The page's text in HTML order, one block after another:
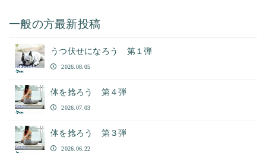
一般の方最新投稿
うつ伏せになろう 第１弾
2026.08.05
体を捻ろう 第４弾
2026.07.03
体を捻ろう 第３弾
2026.06.22